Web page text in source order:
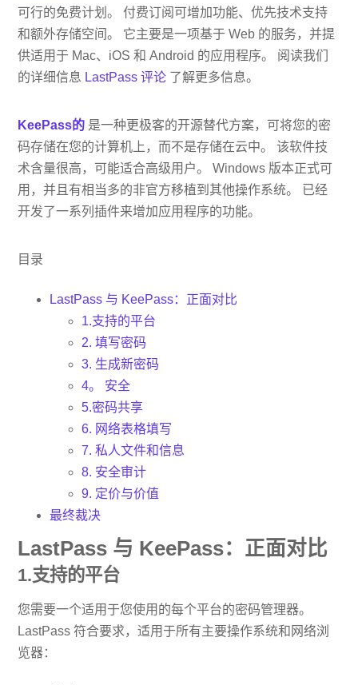
可行的免费计划。 付费订阅可增加功能、优先技术支持
和额外存储空间。 它主要是一项基于 Web 的服务，并提
供适用于 Mac、iOS 和 Android 的应用程序。 阅读我们
的详细信息 LastPass 评论 了解更多信息。
KeePass的 是一种更极客的开源替代方案，可将您的密
码存储在您的计算机上，而不是存储在云中。 该软件技
术含量很高，可能适合高级用户。 Windows 版本正式可
用，并且有相当多的非官方移植到其他操作系统。 已经
开发了一系列插件来增加应用程序的功能。
目录
LastPass 与 KeePass：正面对比
1.支持的平台
2. 填写密码
3. 生成新密码
4。 安全
5.密码共享
6. 网络表格填写
7. 私人文件和信息
8. 安全审计
9. 定价与价值
最终裁决
LastPass 与 KeePass：正面对比
1.支持的平台
您需要一个适用于您使用的每个平台的密码管理器。
LastPass 符合要求，适用于所有主要操作系统和网络浏
览器：